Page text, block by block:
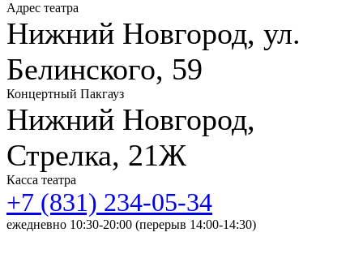
В репертуаре партии: мазурка («Пахита»), па-де-труа
(«Щелкунчик»), вариация Арлекина («Арлекинада»),
вариация из крестьянского па-де-де («Жизель»), трио океана и
жемчужин («Конёк-Горбунок»), братья («Анюта»), рабы
(«Спартак»), четверка друзей Колена («Тщетная
предосторожность»), сцена «Дама в зелёном» («Голубой
Дунай»), сапатеадо («Испанские миниатюры»).
Адрес театра
Нижний Новгород, ул.
Белинского, 59
Концертный Пакгауз
Нижний Новгород,
Стрелка, 21Ж
Касса театра
+7 (831) 234-05-34
ежедневно 10:30-20:00 (перерыв 14:00-14:30)